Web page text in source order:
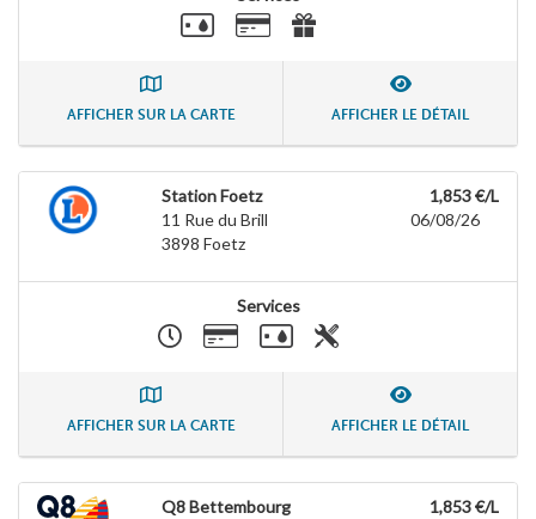
AFFICHER SUR LA CARTE AFFICHER LE DÉTAIL
Station Foetz
11 Rue du Brill
3898 Foetz
1,853 €/L
06/08/26
Services
AFFICHER SUR LA CARTE AFFICHER LE DÉTAIL
Q8 Bettembourg
1,853 €/L